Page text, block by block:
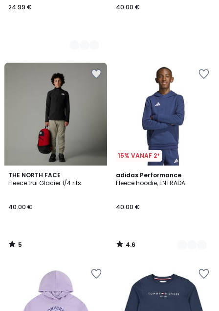
24.99 €
40.00 €
THE NORTH FACE
Fleece trui Glacier 1/4 rits
40.00 €
5
/
5
/
15% VANAF 2*
adidas Performance
Fleece hoodie, ENTRADA
40.00 €
4.6
/ 5
4
Kleuren
4.6
/